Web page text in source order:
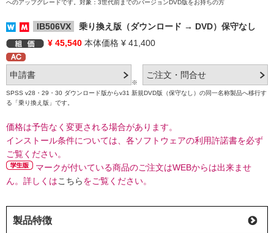
へのアップグレードです。対象：3世代前までのバージョンDVD版をお持ちの方
IB506VX
乗り換え版（ダウンロード → DVD）保守なし
¥ 45,540 本体価格 ¥ 41,400
※
SPSS v28・29・30 ダウンロード版からv31 新規DVD版（保守なし）の同一名称製品へ移行す
る「乗り換え版」です。
価格は予告なく変更される場合があります。
インストール条件については、各ソフトウェアの利用許諾書を必ず
ご覧ください。
マークが付いている商品のご注文はWEBからは出来ませ
ん。詳しくはこちらをご覧ください。
製品特徴